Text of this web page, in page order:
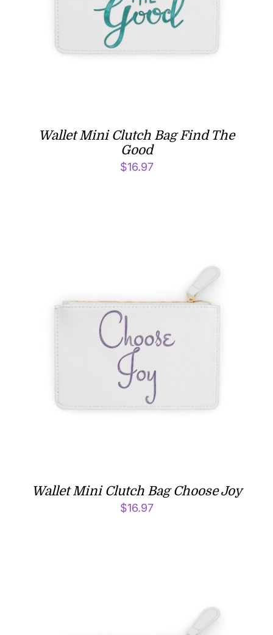
Wallet Mini Clutch Bag Find The
Good
$16.97
Wallet Mini Clutch Bag Choose Joy
$16.97